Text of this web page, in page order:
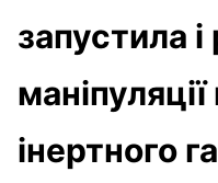
запустила і
інертного